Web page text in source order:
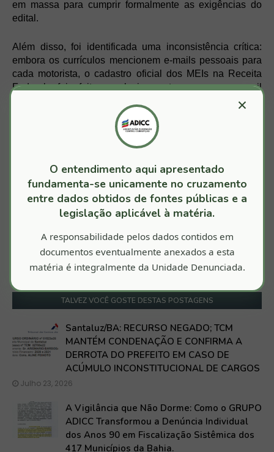
em massa para cumprir formalmente as exigências do
edital.
Além disso, foi identificada uma inconsistência crítica:
embora os currículos mencionem e-mails pessoais para
cada motorista, o cadastro oficial dos MEIs na Receita
Federal foi feito exclusivamente com o e-mail
centralizador ligado ao contador. Essa manobra oculta a
real independência dos prestadores e fortalece a tese de
uma operação coordenada para burlar a fiscalização e
direcionar 100% das rotas rurais, que representam a
SANTALUZ
TALVEZ VOCÊ GOSTE DESTAS POSTAGENS
Santaluz/BA: RECURSO NEGADO; TCM
MANTÉM CONDENAÇÃO E CONFIRMA A
DERROTA DO PREFEITO EM CASO DE
ACÚMULO INCONSTITUCIONAL DE CARGOS
Julho 23, 2026
A Vigilância que Não Dorme: Como o GRUPO
ADICC Transformou a Denúncia Individual
dos Anos 90 em Fiscalização Sistêmica dos
417 Municípios da Bahia.
×
O entendimento aqui apresentado
fundamenta-se unicamente no cruzamento
entre dados obtidos de fontes públicas e a
legislação aplicável à matéria.
A responsabilidade pelos dados contidos em
documentos eventualmente anexados a esta
matéria é integralmente da Unidade Denunciada.